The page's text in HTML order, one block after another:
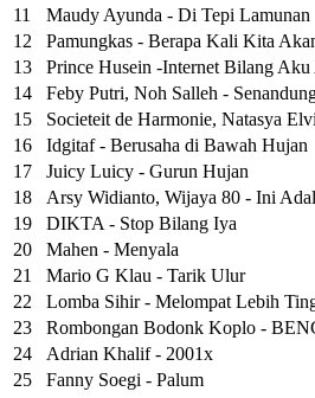
11
Maudy Ayunda - Di Tepi Lamunan
12
Pamungkas - Berapa Kali Kita
13
Prince Husein -Internet Bilang
14
Feby Putri, Noh Salleh -
15
Societeit de Harmonie, Natasya
16
Idgitaf - Berusaha di Bawah Hujan
17
Juicy Luicy - Gurun Hujan
18
Arsy Widianto, Wijaya 80 - Ini
19
DIKTA - Stop Bilang Iya
20
Mahen - Menyala
21
Mario G Klau - Tarik Ulur
22
Lomba Sihir - Melompat Lebih
23
Rombongan Bodonk Koplo -
24
Adrian Khalif - 2001x
25
Fanny Soegi - Palum